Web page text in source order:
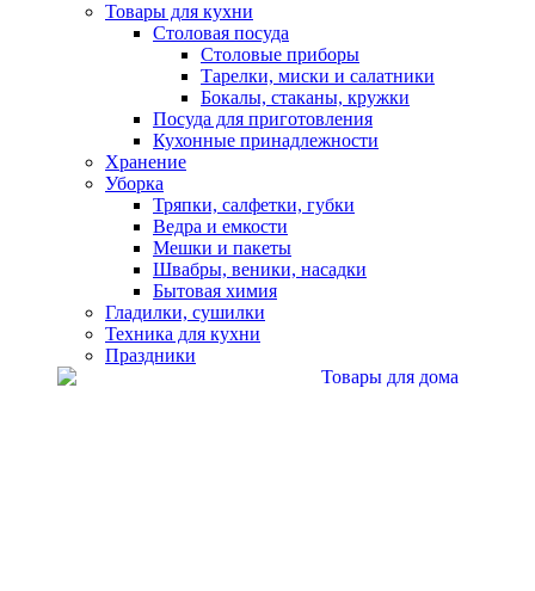
Товары для кухни
Столовая посуда
Столовые приборы
Тарелки, миски и салатники
Бокалы, стаканы, кружки
Посуда для приготовления
Кухонные принадлежности
Хранение
Уборка
Тряпки, салфетки, губки
Ведра и емкости
Мешки и пакеты
Швабры, веники, насадки
Бытовая химия
Гладилки, сушилки
Техника для кухни
Праздники